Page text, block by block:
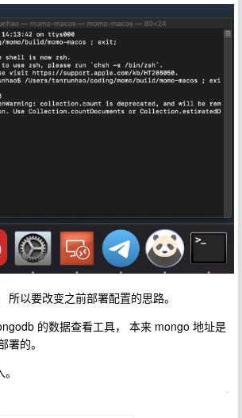
所以要改变之前部署配置的思路。
的数据查看工具， 本来 mongo 地址是
署的。